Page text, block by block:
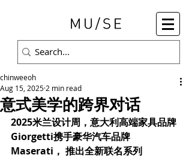
意式美学的跨界对话
chinweeoh
Aug 15, 2025 2 min read
2025米兰设计周，意大利高端家具品牌
Giorgetti携手豪华汽车品牌
Maserati， 推出全新联名系列